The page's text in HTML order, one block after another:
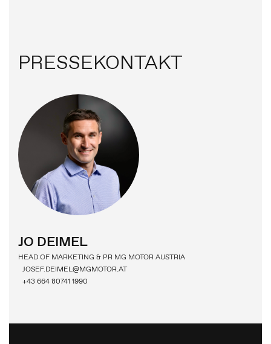
PRESSEKONTAKT
JO DEIMEL
HEAD OF MARKETING & PR MG MOTOR AUSTRIA
JOSEF.DEIMEL@MGMOTOR.AT
+43 664 80741 1990